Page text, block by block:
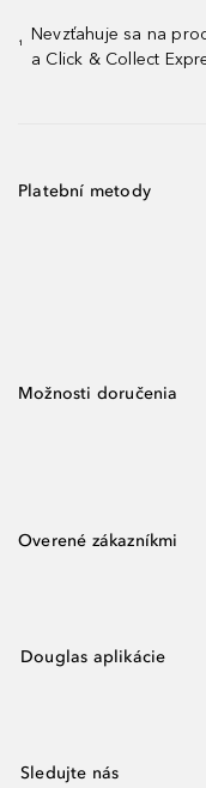
¹
Nevzťahuje sa na
a Click & Collect
Platební metody
Možnosti doručenia
Overené zákazníkmi
Douglas aplikácie
Sledujte nás